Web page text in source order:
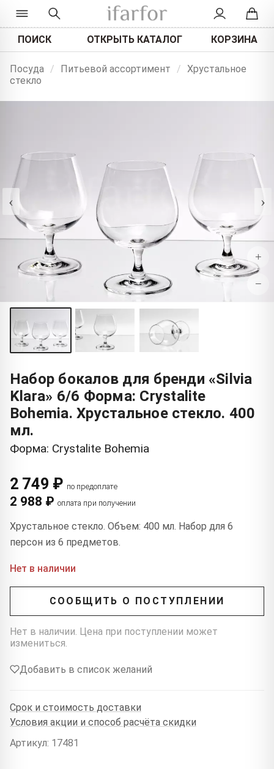
ПОИСК ОТКРЫТЬ КАТАЛОГ КОРЗИНА
Посуда / Питьевой ассортимент / Хрустальное
стекло
‹ ›
+
−
Набор бокалов для бренди «Silvia
Klara» 6/6 Форма: Crystalite
Bohemia. Хрустальное стекло. 400
мл.
Форма: Crystalite Bohemia
2 749 ₽ по предоплате
2 988 ₽ оплата при получении
Хрустальное стекло. Объем: 400 мл. Набор для 6
персон из 6 предметов.
Нет в наличии
СООБЩИТЬ О ПОСТУПЛЕНИИ
Нет в наличии. Цена при поступлении может
измениться.
Добавить в список желаний
Срок и стоимость доставки
Условия акции и способ расчёта скидки
Артикул: 17481